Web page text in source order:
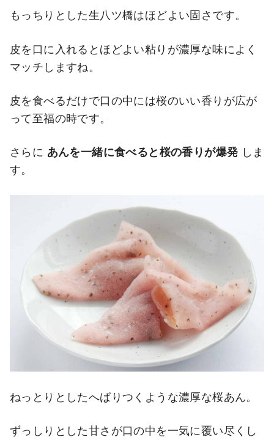
もっちりとした生八ツ橋はほどよい固さです。
皮を口に入れるとほどよい粘りが濃厚な味によく
マッチしますね。
皮を食べるだけで口の中には桜のいい香りが広が
って至福の時です。
さらに あんを一緒に食べると桜の香りが爆発 しま
す。
ねっとりとしたへばりつくような濃厚な桜あん。
ずっしりとした甘さが口の中を一気に覆い尽くし